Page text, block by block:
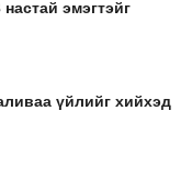
эмэгтэйг
үйлийг хийхэд